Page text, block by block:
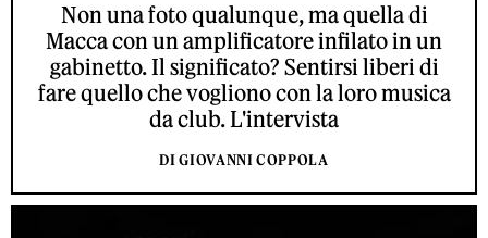
Non una foto qualunque, ma quella di
Macca con un amplificatore infilato in un
gabinetto. Il significato? Sentirsi liberi di
fare quello che vogliono con la loro musica
da club. L'intervista
DI GIOVANNI COPPOLA